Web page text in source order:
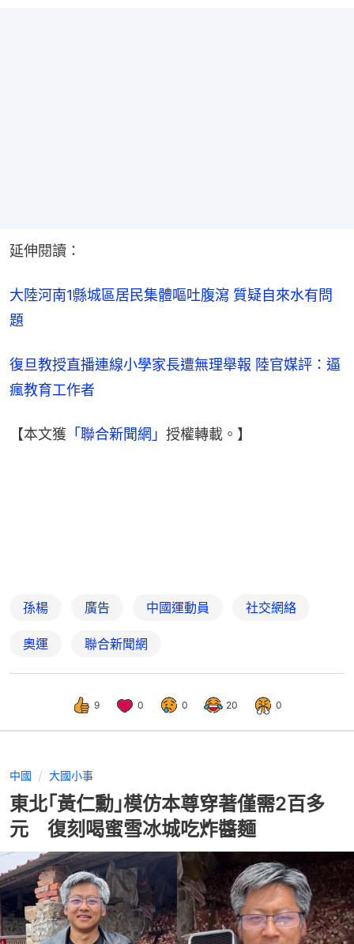
延伸閱讀：
大陸河南1縣城區居民集體嘔吐腹瀉 質疑自來水有問
題
復旦教授直播連線小學家長遭無理舉報 陸官媒評：逼
瘋教育工作者
【本文獲 「聯合新聞網」 授權轉載。】
孫楊 廣告 中國運動員 社交網絡
奧運 聯合新聞網
9 0 0 20 0
中國 大國小事
東北｢黃仁勳｣模仿本尊穿著僅需2百多
元 復刻喝蜜雪冰城吃炸醬麵